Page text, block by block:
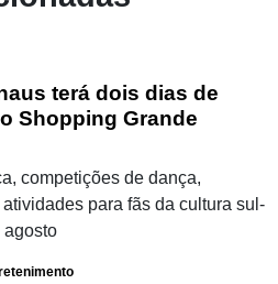
terá dois dias de
Shopping Grande
competições de dança,
para fãs da cultura sul-
agosto